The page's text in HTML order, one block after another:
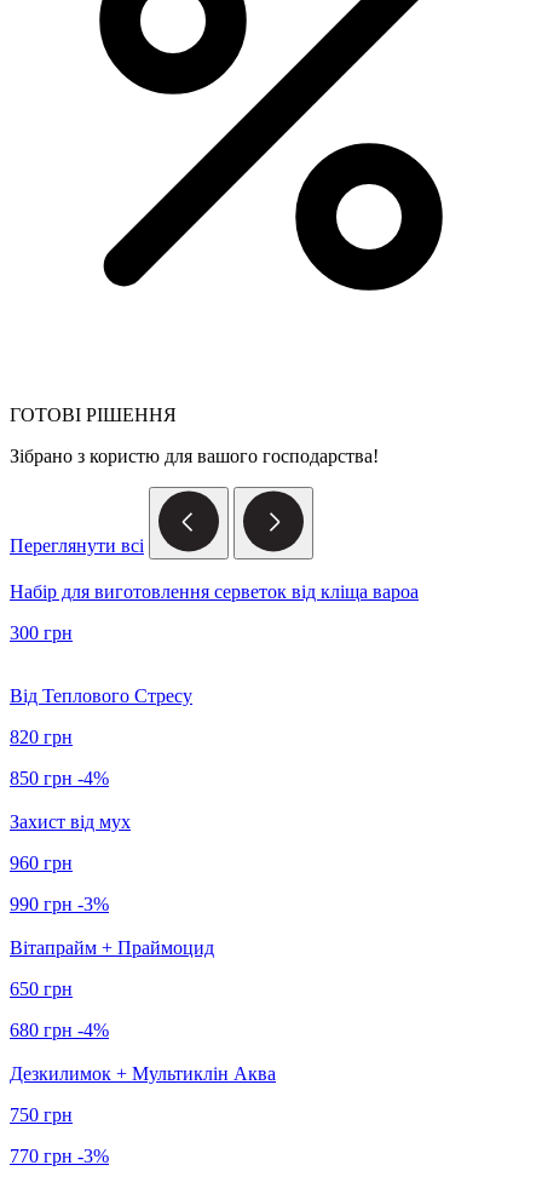
ГОТОВІ РІШЕННЯ
Зібрано з користю для вашого господарства!
Переглянути всі
Набір для виготовлення серветок від кліща вароа
300 грн
Від Теплового Стресу
820 грн
850 грн -4%
Захист від мух
960 грн
990 грн -3%
Вітапрайм + Праймоцид
650 грн
680 грн -4%
Дезкилимок + Мультиклін Аква
750 грн
770 грн -3%